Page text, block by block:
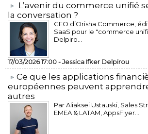
L’avenir du commerce unifié
la conversation ?
CEO d’Orisha Commerce,
SaaS pour le "commerce
Delpiro...
17/03/2026 17:00 -Jessica Ifker Delpirou
​Ce que les applications
européennes peuvent
autres
Par Aliaksei Ustauski, Sales
EMEA & LATAM, AppsFlyer...